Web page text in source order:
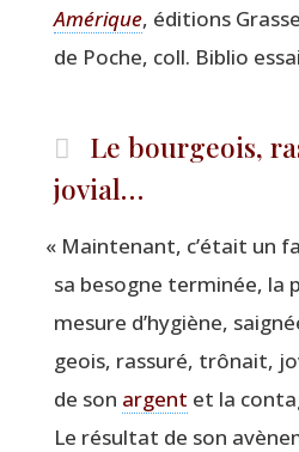
Amé­rique, édi­tions
de Poche, coll. Biblio
Le bourgeois,
jovial…
« Main­te­nant, c’était un
sa besogne ter­mi­née, la
mesure d’hygiène,
geois, ras­su­ré, trô­nait,
de son argent et la
Le résul­tat de son